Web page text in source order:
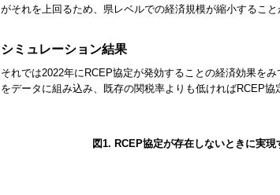
がそれを上回るため、県レベルでの経済規模が縮小すること
シミュレーション結果
それでは2022年にRCEP協定が発効することの経済効果を
をデータに組み込み、既存の関税率よりも低ければRCEP
図1. RCEP協定が存在しないときに実現